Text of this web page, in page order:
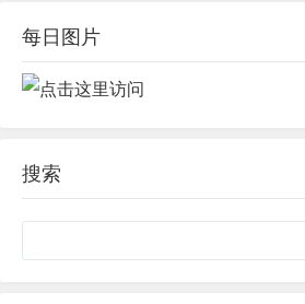
每日图片
搜索